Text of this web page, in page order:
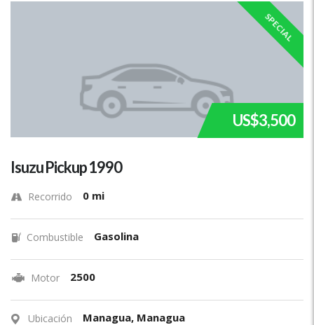
SPECIAL
US$3,500
Isuzu Pickup 1990
Recorrido 0 mi
Combustible Gasolina
Motor 2500
Ubicación Managua, Managua